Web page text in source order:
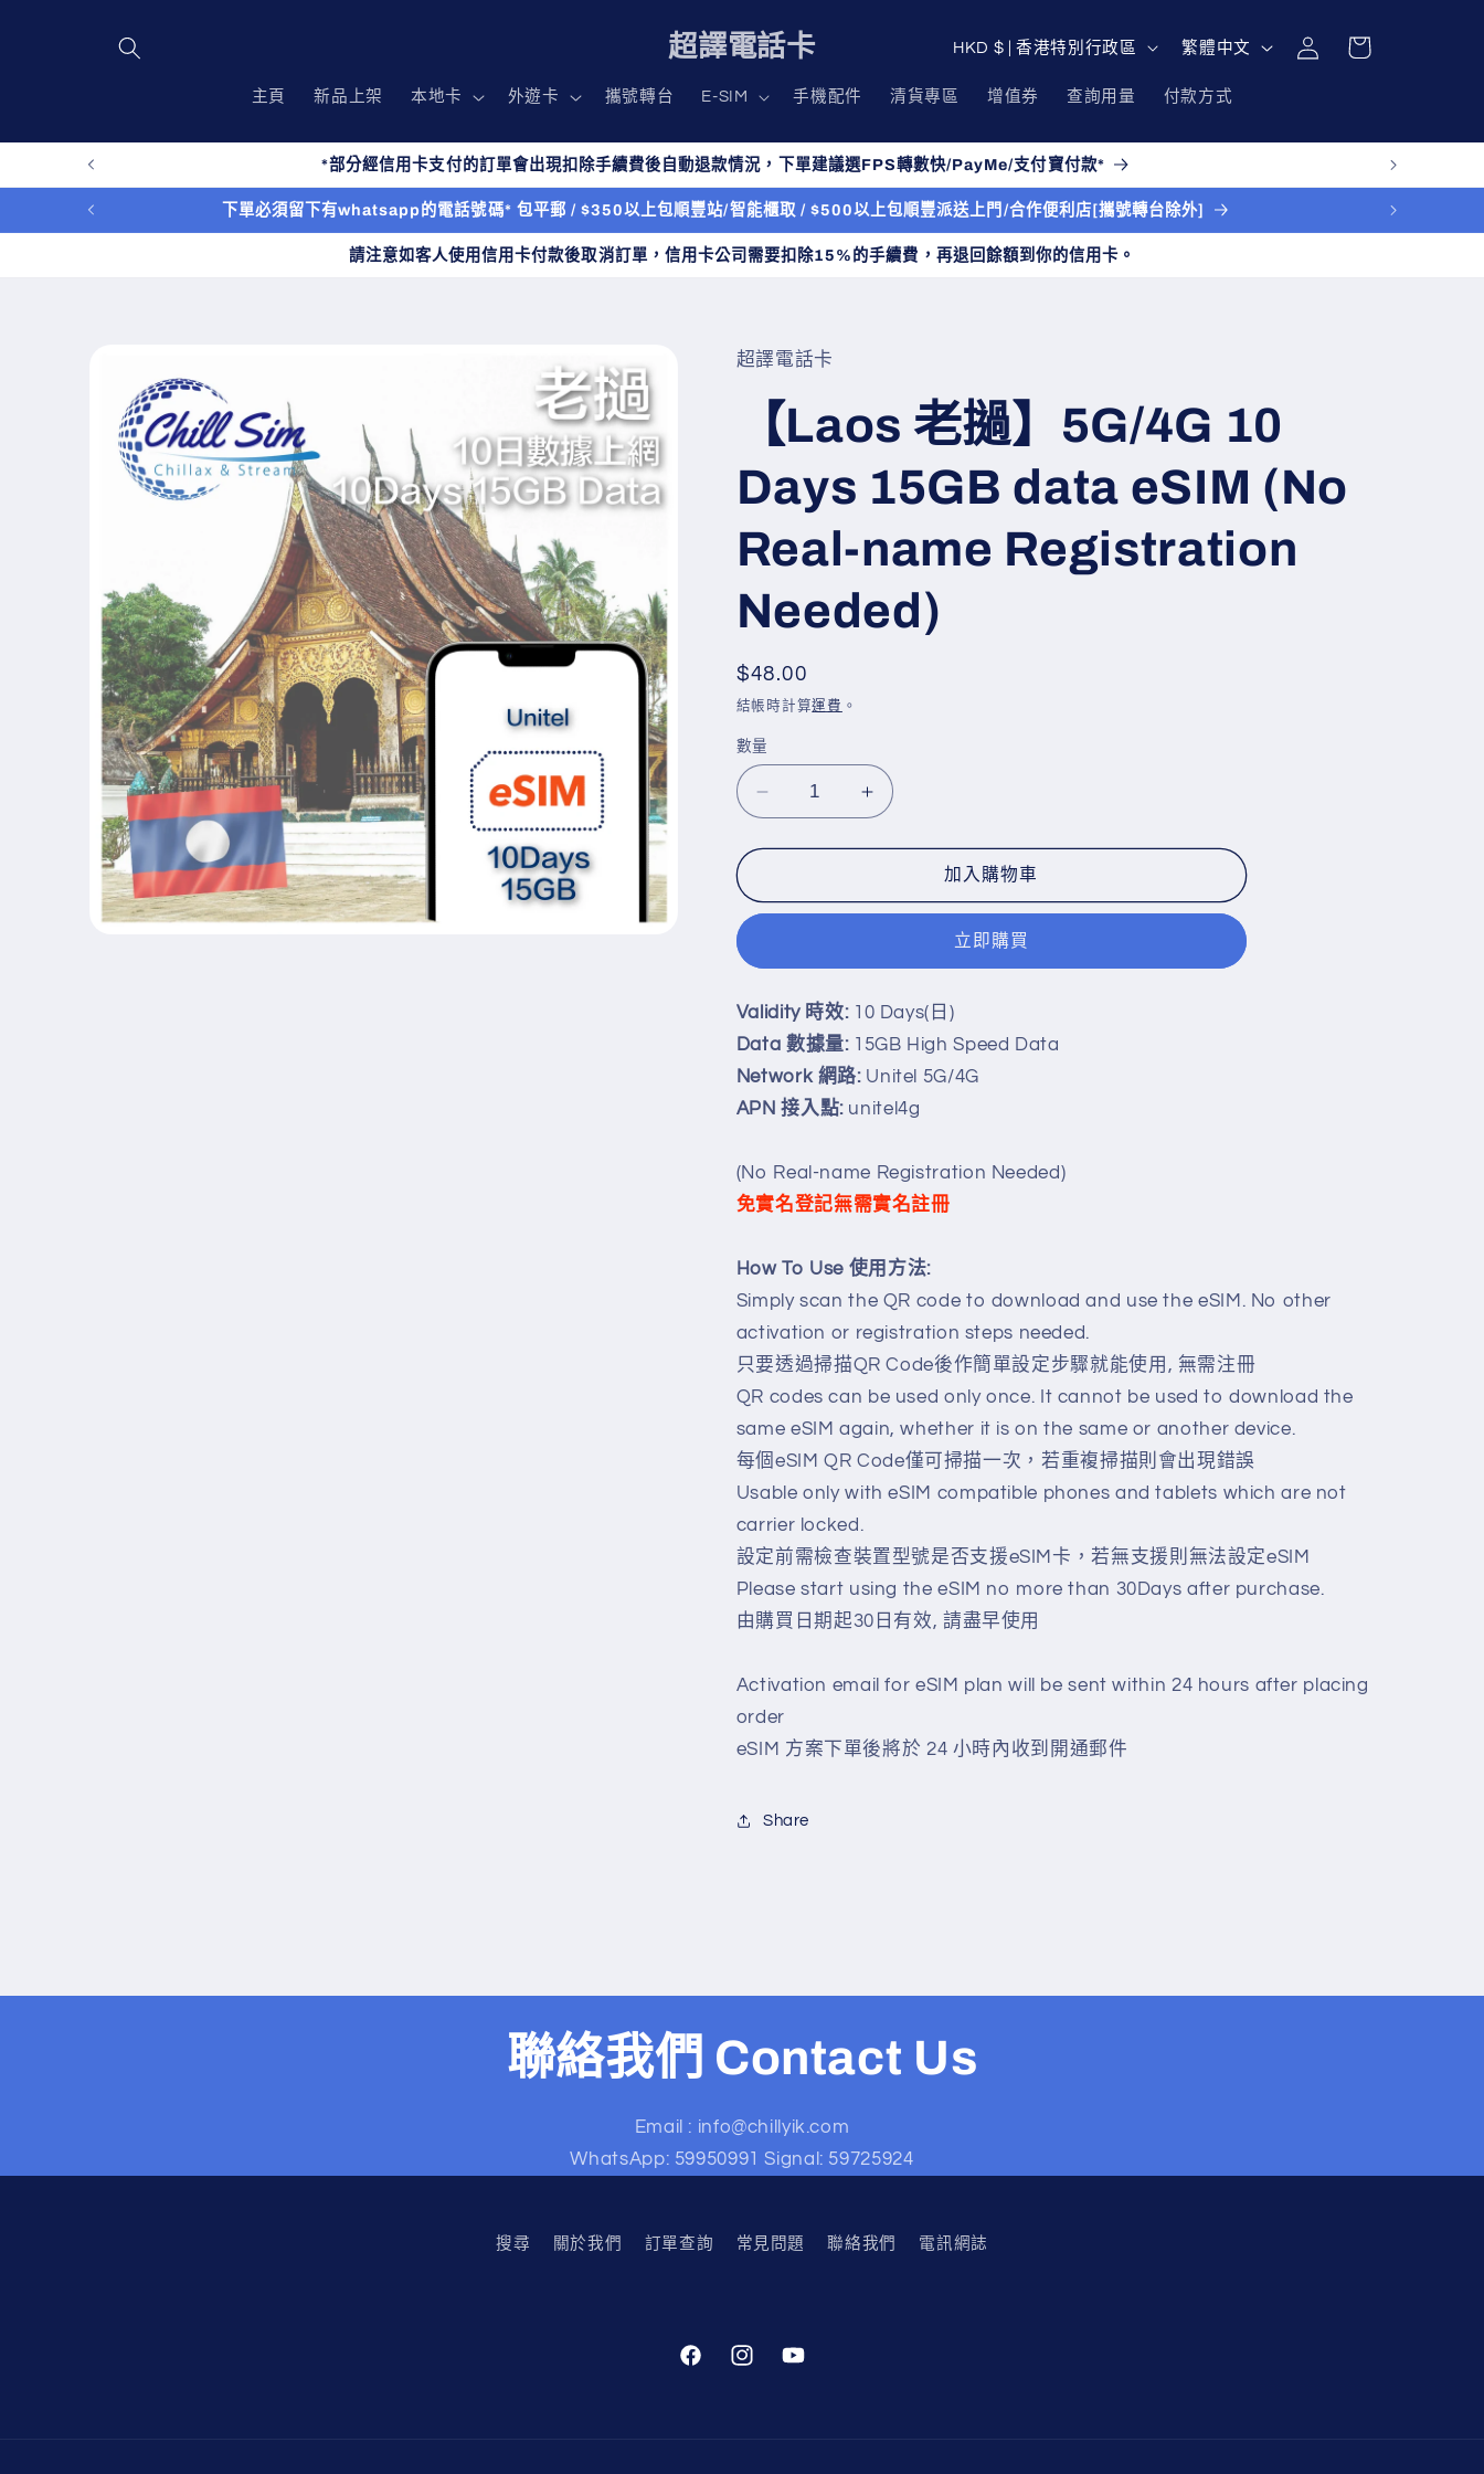
超譯電話卡
主頁 新品上架 本地卡 外遊卡 攜號轉台 E-SIM 手機配件 清貨專區 增值券 查詢用量 付款方式
國
地
區
HKD $ | 香港特別行政區
語
言
繁體中文
登
入
物
*部分經信用卡支付的訂單會出現扣除手續費後自動退款情況，下單建議選FPS轉數快/PayMe/支付寶付款*
下單必須留下有whatsapp的電話號碼* 包平郵 / $350以上包順豐站/智能櫃取 / $500以上包順豐派送上門/合作便利店[攜號轉台除外]
請注意如客人使用信用卡付款後取消訂單，信用卡公司需要扣除15%的手續費，再退回餘額到你的信用卡。
品資訊
超譯電話卡
【Laos 老撾】5G/4G 10
Days 15GB data eSIM (No
Real-name Registration
Needed)
定
價
$48.00
結帳時計算運費 。
數量
10
15GB
eSIM
(No
name
Registration
數
量
【Laos
10
15GB
eSIM
(No
name
Registration
數
量
加
加入購物車
立即購買
Validity 時效:10 Days(日)
Data 數據量:15GB High Speed Data
Network 網路: Unitel 5G/4G
APN 接入點: unitel4g
(No Real-name Registration Needed)
免實名登記無需實名註冊
How To Use 使用方法:
Simply scan the QR code to download and use the eSIM. No other
activation or registration steps needed.
只要透過掃描QR Code後作簡單設定步驟就能使用, 無需注冊
QR codes can be used only once. It cannot be used to download the
same eSIM again, whether it is on the same or another device.
每個eSIM QR Code僅可掃描一次，若重複掃描則會出現錯誤
Usable only with eSIM compatible phones and tablets which are not
carrier locked.
設定前需檢查裝置型號是否支援eSIM卡，若無支援則無法設定eSIM
Please start using the eSIM no more than 30Days after purchase.
由購買日期起30日有效, 請盡早使用
Activation email for eSIM plan will be sent within 24 hours after placing
order
eSIM 方案下單後將於 24 小時內收到開通郵件
Share
聯絡我們 Contact Us
Email : info@chillyik.com
WhatsApp: 59950991 Signal: 59725924
搜尋 關於我們 訂單查詢 常見問題 聯絡我們 電訊網誌
FacebookInstagramYouTube